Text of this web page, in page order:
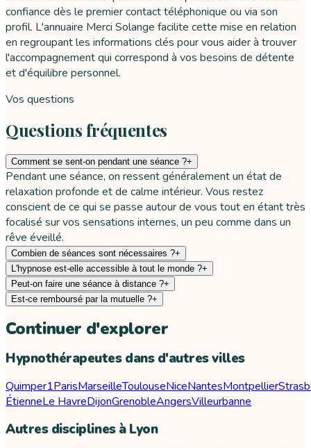
confiance dès le premier contact téléphonique ou via son
profil. L'annuaire Merci Solange facilite cette mise en relation
en regroupant les informations clés pour vous aider à trouver
l'accompagnement qui correspond à vos besoins de détente
et d'équilibre personnel.
Vos questions
Questions fréquentes
Comment se sent-on pendant une séance ?+
Pendant une séance, on ressent généralement un état de
relaxation profonde et de calme intérieur. Vous restez
conscient de ce qui se passe autour de vous tout en étant très
focalisé sur vos sensations internes, un peu comme dans un
rêve éveillé.
Combien de séances sont nécessaires ?+
L'hypnose est-elle accessible à tout le monde ?+
Peut-on faire une séance à distance ?+
Est-ce remboursé par la mutuelle ?+
Continuer d'explorer
Hypnothérapeutes dans d'autres villes
Quimper1ParisMarseilleToulouseNiceNantesMontpellier
ÉtienneLe HavreDijonGrenobleAngersVilleurbanne
Autres disciplines à Lyon